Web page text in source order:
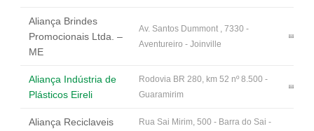
Aliança Brindes
Promocionais Ltda. –
ME
Av. Santos Dummont , 7330 -
Aventureiro - Joinville
Aliança Indústria de
Plásticos Eireli
Rodovia BR 280, km 52 nº 8.500 -
Guaramirim
Aliança Reciclaveis
Rua Sai Mirim, 500 - Barra do Sai -